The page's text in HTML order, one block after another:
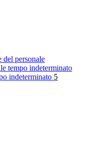
del personale
tempo indeterminato
indeterminato 5